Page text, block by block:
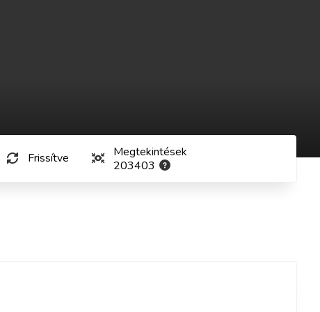
Frissítve
Megtekintések
203403